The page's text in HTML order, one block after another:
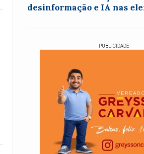
desinformação e IA nas
PUBLICIDADE